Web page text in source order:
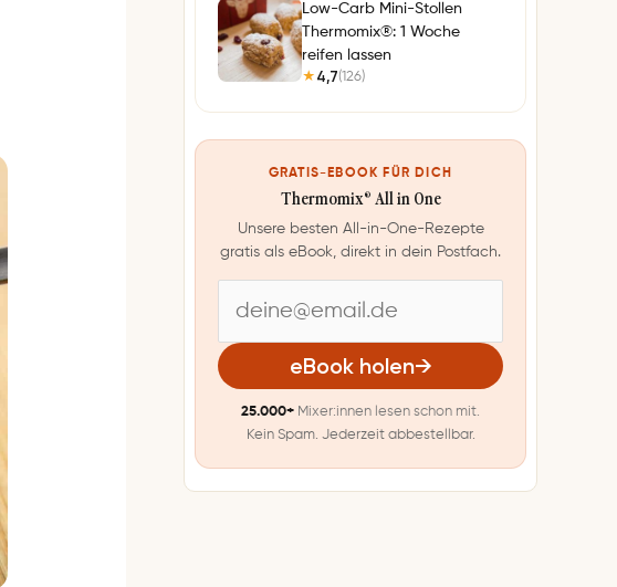
Low-Carb Mini-Stollen
Thermomix®: 1 Woche
reifen lassen
★ 4,7(126)
GRATIS-EBOOK FÜR DICH
Thermomix® All in One
Unsere besten All-in-One-Rezepte
gratis als eBook, direkt in dein Postfach.
-
M
eBook holen→
25.000+ Mixer:innen lesen schon mit.
Kein Spam. Jederzeit abbestellbar.